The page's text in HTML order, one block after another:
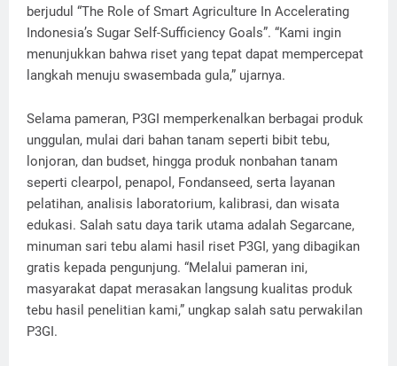
berjudul “The Role of Smart Agriculture In Accelerating
Indonesia’s Sugar Self-Sufficiency Goals”. “Kami ingin
menunjukkan bahwa riset yang tepat dapat mempercepat
langkah menuju swasembada gula,” ujarnya.
Selama pameran, P3GI memperkenalkan berbagai produk
unggulan, mulai dari bahan tanam seperti bibit tebu,
lonjoran, dan budset, hingga produk nonbahan tanam
seperti clearpol, penapol, Fondanseed, serta layanan
pelatihan, analisis laboratorium, kalibrasi, dan wisata
edukasi. Salah satu daya tarik utama adalah Segarcane,
minuman sari tebu alami hasil riset P3GI, yang dibagikan
gratis kepada pengunjung. “Melalui pameran ini,
masyarakat dapat merasakan langsung kualitas produk
tebu hasil penelitian kami,” ungkap salah satu perwakilan
P3GI.